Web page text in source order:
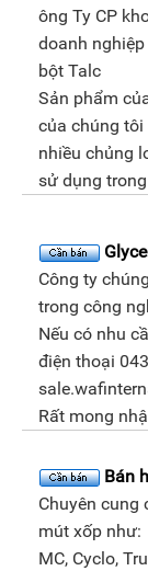
ông Ty CP
doanh
bột Talc
Sản phẩm
của chúng tôi
nhiều chủng
sử dụng
Công ty
trong công
Nếu có nhu
điện thoại
Rất mong
Bán
Chuyên cung
mút xốp như:
MC, Cyclo,